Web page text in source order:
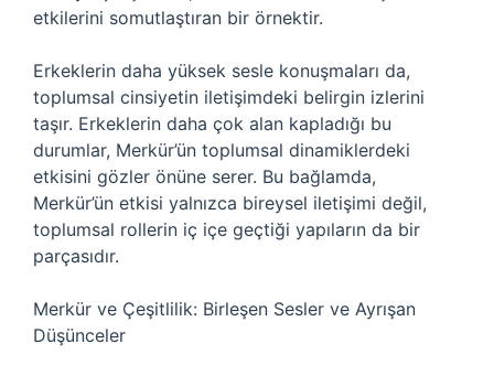
etkilerini somutlaştıran bir örnektir.
Erkeklerin daha yüksek sesle konuşmaları da,
toplumsal cinsiyetin iletişimdeki belirgin izlerini
taşır. Erkeklerin daha çok alan kapladığı bu
durumlar, Merkür’ün toplumsal dinamiklerdeki
etkisini gözler önüne serer. Bu bağlamda,
Merkür’ün etkisi yalnızca bireysel iletişimi değil,
toplumsal rollerin iç içe geçtiği yapıların da bir
parçasıdır.
Merkür ve Çeşitlilik: Birleşen Sesler ve Ayrışan
Düşünceler